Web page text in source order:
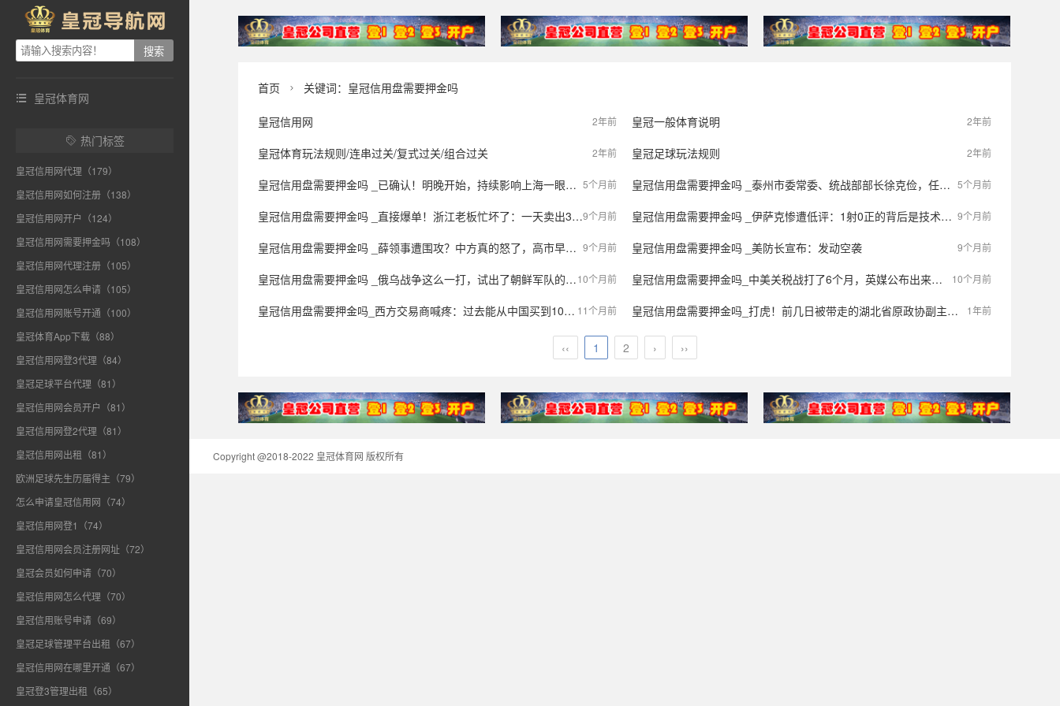
 皇冠体育网
 热门标签
皇冠信用网代理（179）
皇冠信用网如何注册（138）
皇冠信用网开户（124）
皇冠信用网需要押金吗（108）
皇冠信用网代理注册（105）
皇冠信用网怎么申请（105）
皇冠信用网账号开通（100）
皇冠体育App下载（88）
皇冠信用网登3代理（84）
皇冠足球平台代理（81）
皇冠信用网会员开户（81）
皇冠信用网登2代理（81）
皇冠信用网出租（81）
欧洲足球先生历届得主（79）
怎么申请皇冠信用网（74）
皇冠信用网登1（74）
皇冠信用网会员注册网址（72）
皇冠会员如何申请（70）
皇冠信用网怎么代理（70）
皇冠信用账号申请（69）
皇冠足球管理平台出租（67）
皇冠信用网在哪里开通（67）
皇冠登3管理出租（65）
首页  关键词：皇冠信用盘需要押金吗
2年前
皇冠信用网 2年前
皇冠一般体育说明
2年前
皇冠体育玩法规则/连串过关/复式过关/组合过关 2年前
皇冠足球玩法规则
5个月前
皇冠信用盘需要押金吗 _已确认！明晚开始，持续影响上海一眼看不到头… 5个月前
皇冠信用盘需要押金吗 _泰州市委常委、统战部部长徐克俭，任上被查
9个月前
皇冠信用盘需要押金吗 _直接爆单！浙江老板忙坏了：一天卖出3000单 9个月前
皇冠信用盘需要押金吗 _伊萨克惨遭低评：1射0正的背后是技术与战术的双重失利
9个月前
皇冠信用盘需要押金吗 _薛领事遭围攻？中方真的怒了，高市早苗没想到：特朗普也翻脸了 9个月前
皇冠信用盘需要押金吗 _美防长宣布：发动空袭
10个月前
皇冠信用盘需要押金吗 _俄乌战争这么一打，试出了朝鲜军队的常规战争潜力，再也藏不住了 10个月前
皇冠信用盘需要押金吗_中美关税战打了6个月，英媒公布出来的真相，让特朗普相当难堪
11个月前
皇冠信用盘需要押金吗_西方交易商喊疼：过去能从中国买到100公斤锗，现在能给10公斤都谢天谢地了 1年前
皇冠信用盘需要押金吗_打虎！前几日被带走的湖北省原政协副主席，官宣被查
‹‹ 1 2 › ››
Copyright @2018-2022 皇冠体育网 版权所有